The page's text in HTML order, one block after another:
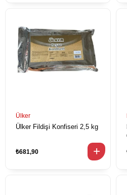
Ülker
Ülker Fildişi Konfiseri 2,5 kg
₺681,90